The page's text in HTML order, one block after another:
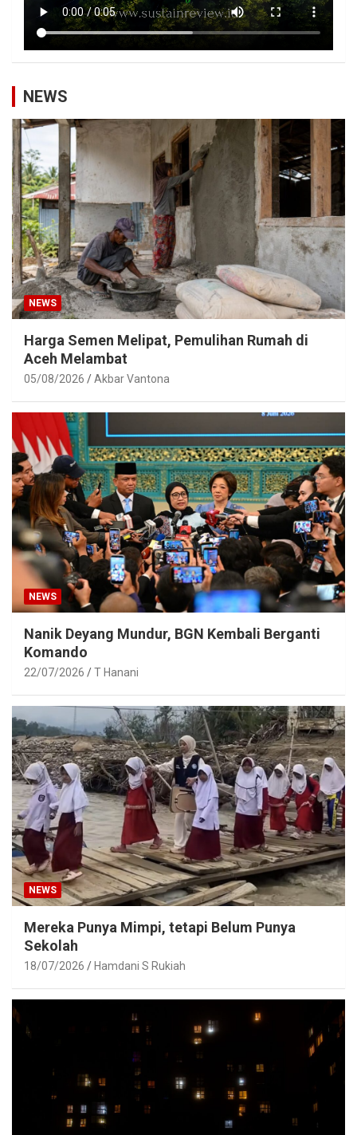
NEWS
NEWS
Harga Semen Melipat, Pemulihan Rumah di
Aceh Melambat
05/08/2026 Akbar Vantona
NEWS
Nanik Deyang Mundur, BGN Kembali Berganti
Komando
22/07/2026 T Hanani
NEWS
Mereka Punya Mimpi, tetapi Belum Punya
Sekolah
18/07/2026 Hamdani S Rukiah